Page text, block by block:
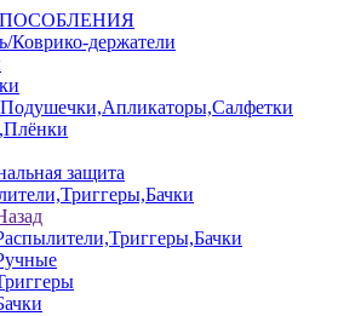
Коврико-держатели
защита